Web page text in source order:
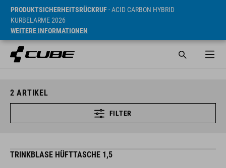
PRODUKTSICHERHEITSRÜCKRUF- ACID CARBON HYBRID
KURBELARME 2026
WEITERE INFORMATIONEN
2 ARTIKEL
FILTER
TRINKBLASE HÜFTTASCHE 1,5